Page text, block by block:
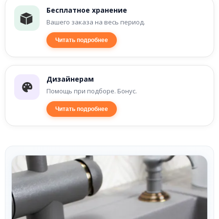
Бесплатное хранение
Вашего заказа на весь период.
Читать подробнее
Дизайнерам
Помощь при подборе. Бонус.
Читать подробнее